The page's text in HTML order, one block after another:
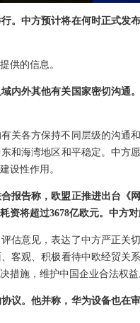
。中方预计将在何时正式发
供的信息。
内外其他有关国家密切沟通
关各方保持不同层级的沟通
和海湾地区和平稳定。中方
设性作用。
报告称，欧盟正推进出台《
资将超过3678亿欧元。中方
估意见，表达了中方严正关
客观、积极看待中欧经贸关
措施，维护中国企业合法权
议。他并称，华为设备也在